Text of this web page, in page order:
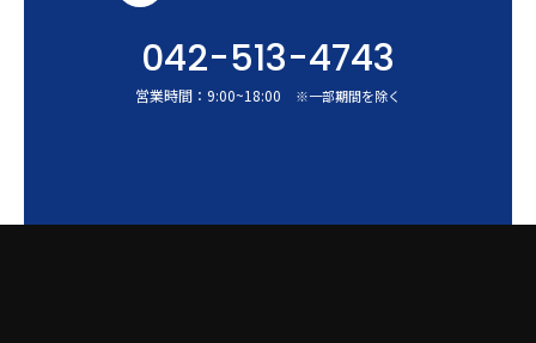
042-513-4743
営業時間： 9:00~18:00 ※一部期間を除く